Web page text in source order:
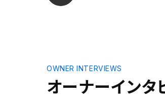
オーナーインタ
OWNER INTERVIEWS